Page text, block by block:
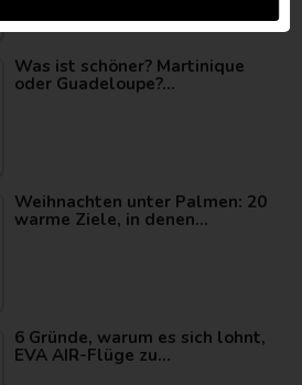
Was ist schöner? Martinique
oder Guadeloupe?…
Weihnachten unter Palmen: 20
warme Ziele, in denen…
6 Gründe, warum es sich lohnt,
EVA AIR-Flüge zu…